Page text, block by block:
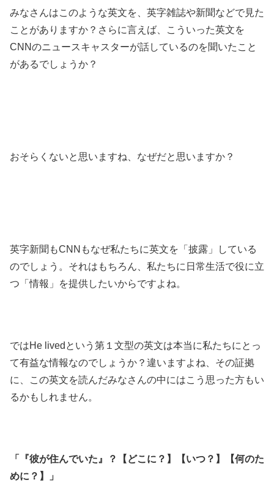
みなさんはこのような英文を、英字雑誌や新聞などで見た
ことがありますか？さらに言えば、こういった英文を
CNNのニュースキャスターが話しているのを聞いたこと
があるでしょうか？
おそらくないと思いますね、なぜだと思いますか？
英字新聞もCNNもなぜ私たちに英文を「披露」している
のでしょう。それはもちろん、私たちに日常生活で役に立
つ「情報」を提供したいからですよね。
ではHe livedという第１文型の英文は本当に私たちにとっ
て有益な情報なのでしょうか？違いますよね、その証拠
に、この英文を読んだみなさんの中にはこう思った方もい
るかもしれません。
「『彼が住んでいた』？【どこに？】【いつ？】【何のた
めに？】」